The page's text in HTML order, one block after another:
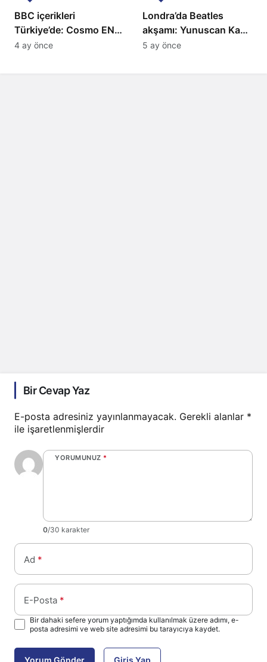
BBC içerikleri
Türkiye’de: Cosmo EN
ve BBC Player yayında
4 ay önce
Londra’da Beatles
akşamı: Yunuscan Kaya
klasik yorumuyla
5 ay önce
Bir Cevap Yaz
E-posta adresiniz yayınlanmayacak. Gerekli alanlar *
ile işaretlenmişlerdir
YORUMUNUZ *
0/30 karakter
Ad *
E-Posta *
Bir dahaki sefere yorum yaptığımda kullanılmak üzere adımı, e-
posta adresimi ve web site adresimi bu tarayıcıya kaydet.
Yorum Gönder Giriş Yap